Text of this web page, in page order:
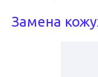
Замена